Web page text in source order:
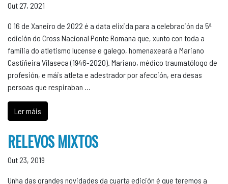
Out 27, 2021
O 16 de Xaneiro de 2022 é a data elixida para a celebración da 5ª
edición do Cross Nacional Ponte Romana que, xunto con toda a
familia do atletismo lucense e galego, homenaxeará a Mariano
Castiñeira Vilaseca (1946-2020). Mariano, médico traumatólogo de
profesión, e máis atleta e adestrador por afección, era desas
persoas que respiraban …
Ler máis
RELEVOS MIXTOS
Out 23, 2019
Unha das grandes novidades da cuarta edición é que teremos a